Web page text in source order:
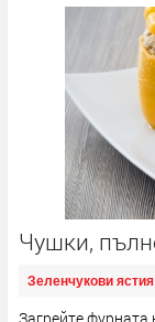
Чушки,
Зеленчукови ястия
Загрейте